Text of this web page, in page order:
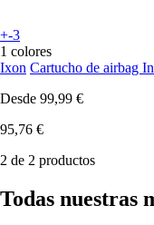
+-3
1 colores
Ixon Cartucho de airbag
Desde 99,99 €
95,76 €
2 de 2 productos
Todas nuestras